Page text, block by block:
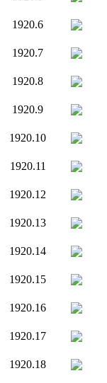
1920.6
1920.7
1920.8
1920.9
1920.10
1920.11
1920.12
1920.13
1920.14
1920.15
1920.16
1920.17
1920.18